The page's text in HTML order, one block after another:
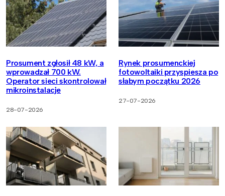
Prosument zgłosił 48 kW, a
wprowadzał 700 kW.
Operator sieci skontrolował
mikroinstalacje
28-07-2026
Rynek prosumenckiej
fotowoltaiki przyspiesza po
słabym początku 2026
27-07-2026